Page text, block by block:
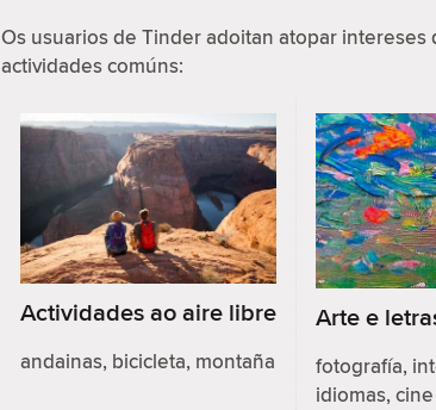
Os usuarios de Tinder adoitan atopar
actividades comúns:
Actividades ao aire libre
andainas, bicicleta, montaña
Arte e
fotografía,
idiomas, cine